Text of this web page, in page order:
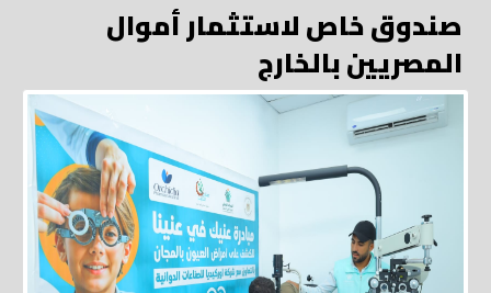
صندوق خاص لاستثمار أموال
المصريين بالخارج